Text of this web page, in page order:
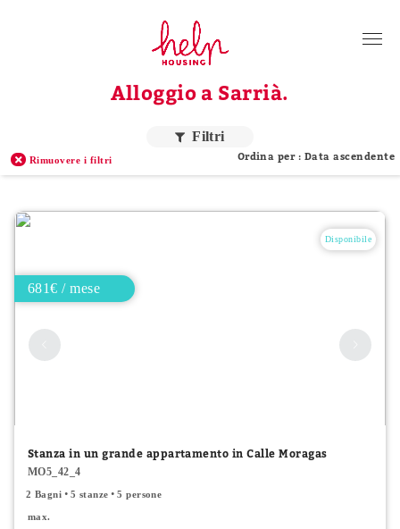
Blog
IT
Alloggio a Sarrià.
Ordina per prezzo
Tipo
Filtri
Rimuovere i filtri Ordina per : Data ascendente
Disponibile
681€ / mese
Stanza in un grande appartamento in Calle Moragas
MO5_42_4
2 Bagni 5 stanze 5 persone
max.